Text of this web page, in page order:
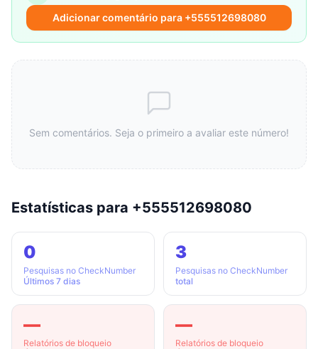
Adicionar comentário para +555512698080
Sem comentários. Seja o primeiro a avaliar este número!
Estatísticas para +555512698080
0
Pesquisas no CheckNumber
Últimos 7 dias
3
Pesquisas no CheckNumber
total
—
Relatórios de bloqueio
—
Relatórios de bloqueio